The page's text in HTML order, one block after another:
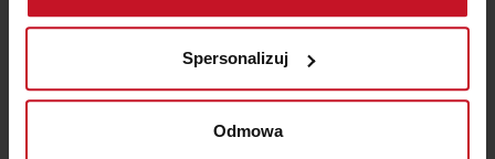
Identyfikować Twoje urządzenie, aktywnie
(fingerprinting, czyli wirtualny odcisk palca)
Dowiedz się więcej odnośnie tego, jak Twoje osobiste
dane są przetwarzane oraz ustaw własne preferencje w
Spersonalizuj
Odmowa
LUSTRO CORSO COMO